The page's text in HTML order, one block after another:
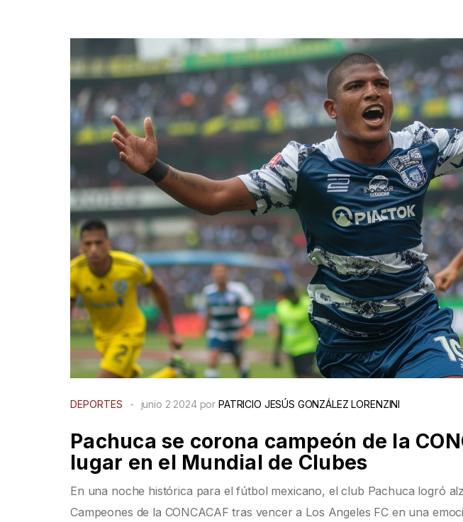
DEPORTES - junio 2 2024 por PATRICIO JESÚS GONZÁLEZ LORENZINI
Pachuca se corona campeón de la
lugar en el Mundial de Clubes
En una noche histórica para el fútbol mexicano, el club Pachuca logró
Campeones de la CONCACAF tras vencer a Los Angeles FC en una